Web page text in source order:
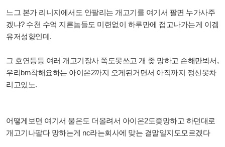
느그 본가 리니지에서도 안팔리는 개고기를 여기서 팔면 누가사주
겠냐? 수천 수억 지른놈들도 미련없이 하루만에 접고나가는게 이겜
유저성향인데.
그 호연등등 여러 개고기장사 쪽도못쓰고 개 좆 망하고 손해만봐서,
우리bm착해요하는 아이온2까지 오게된거면서 아직까지 정신못차
리고있노.
어떻게보면 여기서 물온도 더올려서 아이온2도좆망하고 하던대로
개고기나팔다 망하는게 nc라는회사에 맞는 결말일지도모르겠다